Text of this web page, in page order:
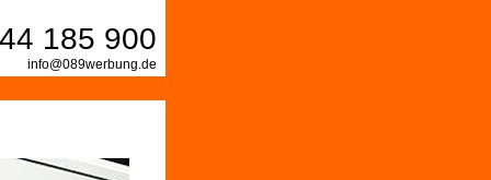
185 900
info@089werbung.de